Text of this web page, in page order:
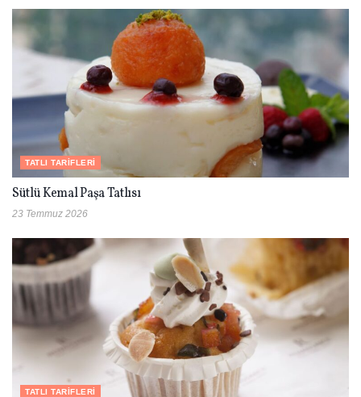
TATLI TARIFLERI
Sütlü Kemal Paşa Tatlısı
23 Temmuz 2026
TATLI TARIFLERI